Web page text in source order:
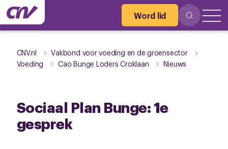
Word lid
CNV.nl
Vakbond voor voeding en de groensector
Voeding
Cao Bunge Loders Croklaan Nieuws
Sociaal Plan Bunge: 1e
gesprek